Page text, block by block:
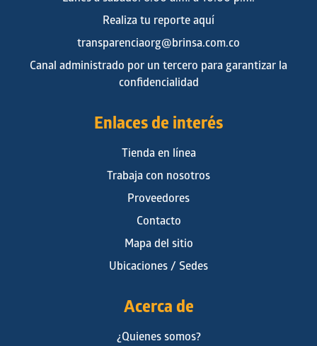
Realiza tu reporte aquí
transparenciaorg@brinsa.com.co
Canal administrado por un tercero para garantizar la
confidencialidad
Enlaces de interés
Tienda en línea
Trabaja con nosotros
Proveedores
Contacto
Mapa del sitio
Ubicaciones / Sedes
Acerca de
¿Quienes somos?